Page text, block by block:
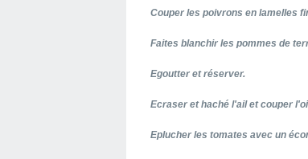
Couper les poivrons en lamelles
Faites blanchir les pommes de
Egoutter et réserver.
Ecraser et haché l'ail et couper
Eplucher les tomates avec un